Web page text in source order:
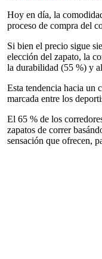
Hoy en día, la
proceso de compra del
Si bien el precio sigue
elección del zapato, la
la durabilidad (55 %) y
Esta tendencia hacia un
marcada entre los
El 65 % de los
zapatos de correr
sensación que ofrecen,